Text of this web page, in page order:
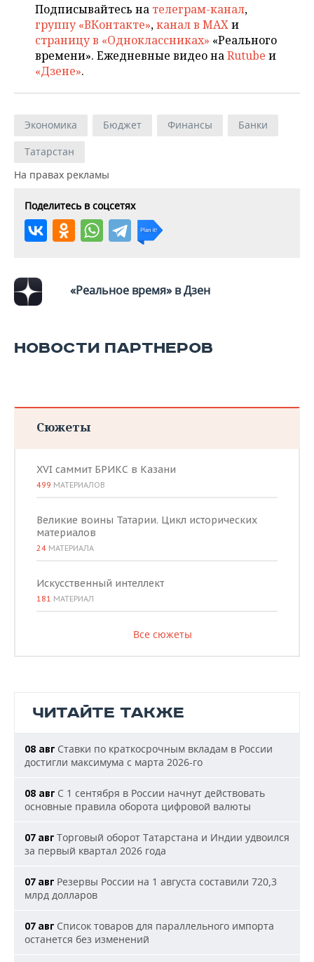
Подписывайтесь на телеграм-канал,
группу «ВКонтакте»,канал в MAXи
страницу в «Одноклассниках» «Реального
времени». Ежедневные видео наRutube и
«Дзене».
Экономика Бюджет Финансы
Банки
Татарстан
На правах рекламы
Поделитесь в соцсетях
«Реальное время» в Дзен
НОВОСТИ ПАРТНЕРОВ
Сюжеты
XVI саммит БРИКС в Казани
499 МАТЕРИАЛОВ
Великие воины Татарии. Цикл исторических
материалов
24 МАТЕРИАЛА
Искусственный интеллект
181 МАТЕРИАЛ
Все сюжеты
ЧИТАЙТЕ ТАКЖЕ
08 авг Ставки по краткосрочным вкладам в России
достигли максимума с марта 2026-го
08 авг С 1 сентября в России начнут действовать
основные правила оборота цифровой валюты
07 авг Торговый оборот Татарстана и Индии удвоился
за первый квартал 2026 года
07 авг Резервы России на 1 августа составили 720,3
млрд долларов
07 авг Список товаров для параллельного импорта
останется без изменений